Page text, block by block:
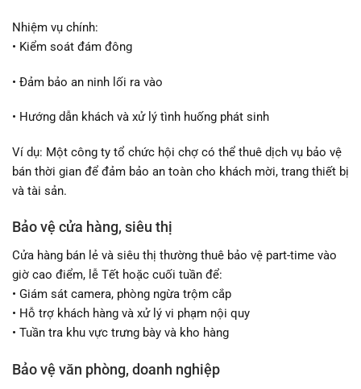
Nhiệm vụ chính:
• Kiểm soát đám đông
• Đảm bảo an ninh lối ra vào
• Hướng dẫn khách và xử lý tình huống phát sinh
Ví dụ: Một công ty tổ chức hội chợ có thể thuê dịch vụ bảo vệ
bán thời gian để đảm bảo an toàn cho khách mời, trang thiết bị
và tài sản.
Bảo vệ cửa hàng, siêu thị
Cửa hàng bán lẻ và siêu thị thường thuê bảo vệ part-time vào
giờ cao điểm, lễ Tết hoặc cuối tuần để:
• Giám sát camera, phòng ngừa trộm cắp
• Hỗ trợ khách hàng và xử lý vi phạm nội quy
• Tuần tra khu vực trưng bày và kho hàng
Bảo vệ văn phòng, doanh nghiệp